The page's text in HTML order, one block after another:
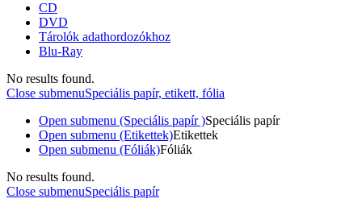
CD
DVD
Tárolók adathordozókhoz
Blu-Ray
No results found.
Close submenuSpeciális papír, etikett, fólia
Open submenu (Speciális papír )Speciális papír
Open submenu (Etikettek)Etikettek
Open submenu (Fóliák)Fóliák
No results found.
Close submenuSpeciális papír